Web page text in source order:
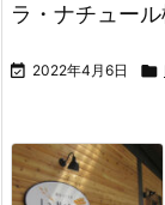
ラ・ナチュー
 2022年4月6日 